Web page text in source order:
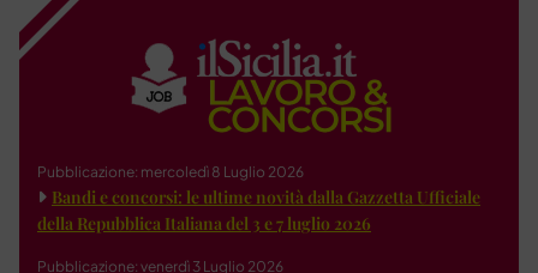
Pubblicazione: mercoledì 8 Luglio 2026
Bandi e concorsi: le ultime novità dalla Gazzetta Ufficiale
della Repubblica Italiana del 3 e 7 luglio 2026
Pubblicazione: venerdì 3 Luglio 2026